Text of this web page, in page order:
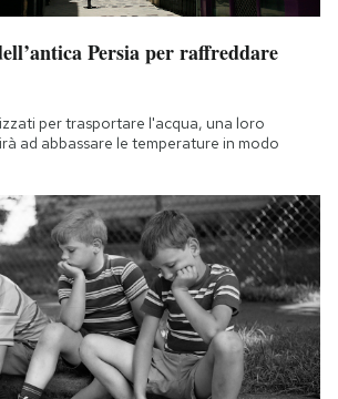
Persia per raffreddare
per trasportare l'acqua, una loro
ad abbassare le temperature in modo